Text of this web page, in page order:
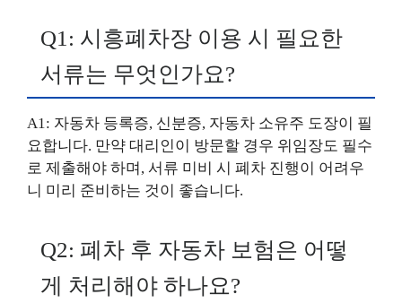
Q1: 시흥폐차장 이용 시 필요한
서류는 무엇인가요?
A1: 자동차 등록증, 신분증, 자동차 소유주 도장이 필
요합니다. 만약 대리인이 방문할 경우 위임장도 필수
로 제출해야 하며, 서류 미비 시 폐차 진행이 어려우
니 미리 준비하는 것이 좋습니다.
Q2: 폐차 후 자동차 보험은 어떻
게 처리해야 하나요?